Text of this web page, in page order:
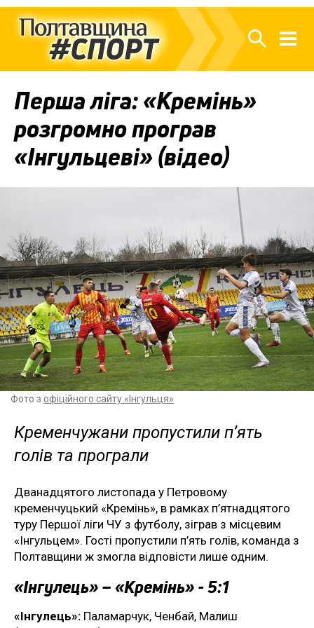
Перша ліга: «Кремінь»
розгромно програв
«Інгульцеві» (відео)
Фото з офіційного сайту «Інгульця»
Кременчужани пропустили п’ять
голів та програли
Дванадцятого листопада у Петровому
кременчуцький «Кремінь», в рамках п’ятнадцятого
туру Першої ліги ЧУ з футболу, зіграв з місцевим
«Інгульцем». Гості пропустили п’ять голів, команда з
Полтавщини ж змогла відповісти лише одним.
«Інгулець» – «Кремінь» - 5:1
«Інгулець»: Паламарчук, Ченбай, Малиш